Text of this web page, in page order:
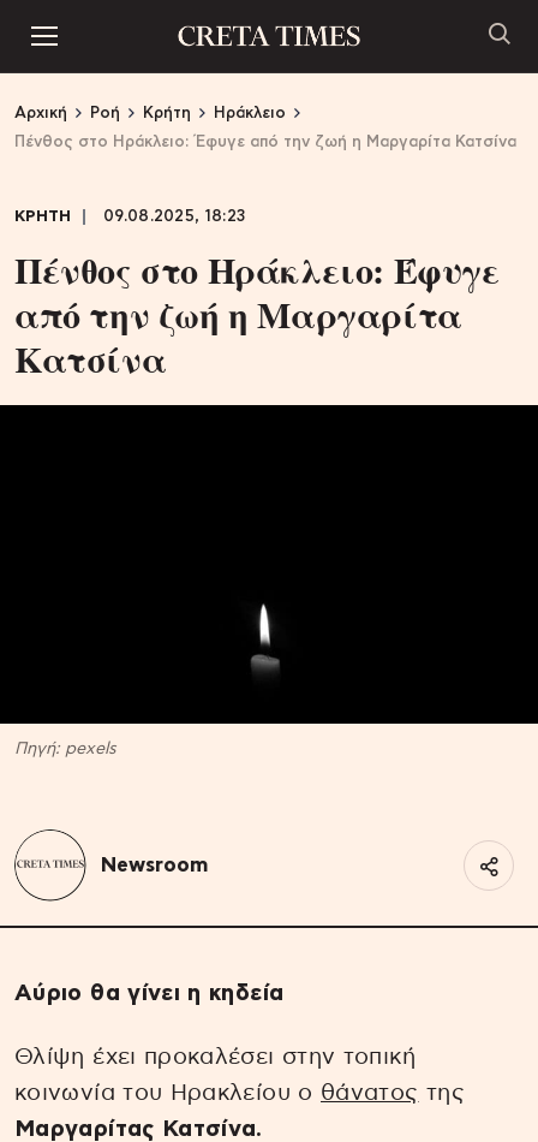
Αρχική Ροή Κρήτη
Ηράκλειο
Πένθος στο Ηράκλειο: Έφυγε από την ζωή η Μαργαρίτα Κατσίνα
ΚΡΗΤΗ 09.08.2025, 18:23
Πένθος στο Ηράκλειο: Έφυγε
από την ζωή η Μαργαρίτα
Κατσίνα
Πηγή: pexels
Newsroom
Αύριο θα γίνει η κηδεία
Θλίψη έχει προκαλέσει στην τοπική
κοινωνία του Ηρακλείου ο θάνατος της
Μαργαρίτας Κατσίνα.